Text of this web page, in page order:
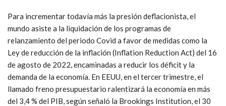
Para incrementar todavía más la presión deflacionista, el
mundo asiste a la liquidación de los programas de
relanzamiento del periodo Covid a favor de medidas como la
Ley de reducción de la inflación (Inflation Reduction Act) del 16
de agosto de 2022, encaminadas a reducir los déficit y la
demanda de la economía. En EEUU, en el tercer trimestre, el
llamado freno presupuestario ralentizará la economía en más
del 3,4 % del PIB, según señaló la Brookings Institution, el 30